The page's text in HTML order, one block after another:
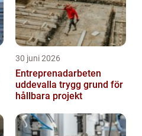
30 juni 2026
Entreprenadarbeten
uddevalla trygg grund för
hållbara projekt